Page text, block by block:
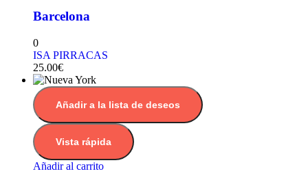
Barcelona
0
ISA PIRRACAS
25.00€
Añadir a la lista de deseos
Vista rápida
Añadir al carrito